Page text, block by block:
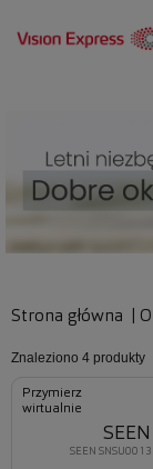
Strona główna
Znaleziono 4 produkty
Przymierz
wirtualnie
SEEN
SEEN